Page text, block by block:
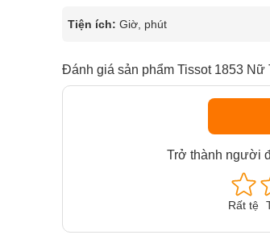
Tiện ích: Giờ, phút
Đánh giá sản phẩm Tissot 1853 Nữ
Trở thành người
Rất tệ